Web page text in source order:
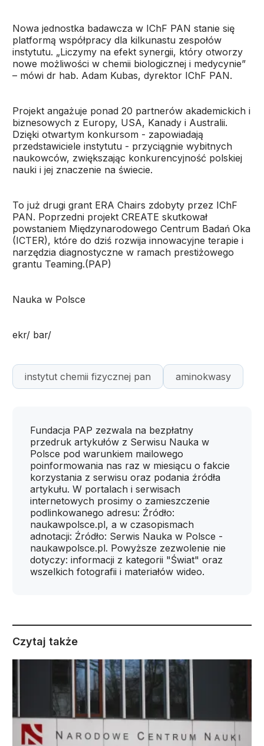
Nowa jednostka badawcza w IChF PAN stanie się
platformą współpracy dla kilkunastu zespołów
instytutu. „Liczymy na efekt synergii, który otworzy
nowe możliwości w chemii biologicznej i medycynie”
– mówi dr hab. Adam Kubas, dyrektor IChF PAN.
Projekt angażuje ponad 20 partnerów akademickich i
biznesowych z Europy, USA, Kanady i Australii.
Dzięki otwartym konkursom - zapowiadają
przedstawiciele instytutu - przyciągnie wybitnych
naukowców, zwiększając konkurencyjność polskiej
nauki i jej znaczenie na świecie.
To już drugi grant ERA Chairs zdobyty przez IChF
PAN. Poprzedni projekt CREATE skutkował
powstaniem Międzynarodowego Centrum Badań Oka
(ICTER), które do dziś rozwija innowacyjne terapie i
narzędzia diagnostyczne w ramach prestiżowego
grantu Teaming.(PAP)
Nauka w Polsce
ekr/ bar/
instytut chemii fizycznej pan aminokwasy
Fundacja PAP zezwala na bezpłatny
przedruk artykułów z Serwisu Nauka w
Polsce pod warunkiem mailowego
poinformowania nas raz w miesiącu o fakcie
korzystania z serwisu oraz podania źródła
artykułu. W portalach i serwisach
internetowych prosimy o zamieszczenie
podlinkowanego adresu: Źródło:
naukawpolsce.pl, a w czasopismach
adnotacji: Źródło: Serwis Nauka w Polsce -
naukawpolsce.pl. Powyższe zezwolenie nie
dotyczy: informacji z kategorii "Świat" oraz
wszelkich fotografii i materiałów wideo.
Czytaj także